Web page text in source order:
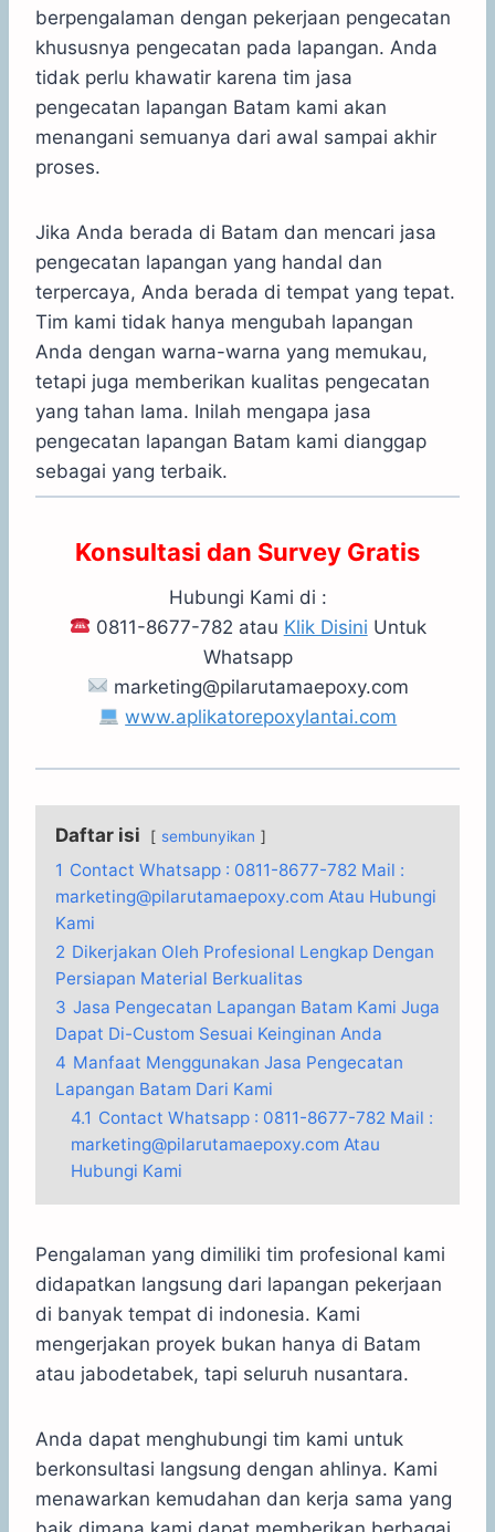
berpengalaman dengan pekerjaan pengecatan
khususnya pengecatan pada lapangan. Anda
tidak perlu khawatir karena tim jasa
pengecatan lapangan Batam kami akan
menangani semuanya dari awal sampai akhir
proses.
Jika Anda berada di Batam dan mencari jasa
pengecatan lapangan yang handal dan
terpercaya, Anda berada di tempat yang tepat.
Tim kami tidak hanya mengubah lapangan
Anda dengan warna-warna yang memukau,
tetapi juga memberikan kualitas pengecatan
yang tahan lama. Inilah mengapa jasa
pengecatan lapangan Batam kami dianggap
sebagai yang terbaik.
Konsultasi dan Survey Gratis
Hubungi Kami di :
0811-8677-782 atau Klik Disini Untuk
Whatsapp
marketing@pilarutamaepoxy.com
www.aplikatorepoxylantai.com
Daftar isi sembunyikan
1 Contact Whatsapp : 0811-8677-782 Mail :
marketing@pilarutamaepoxy.com Atau Hubungi
Kami
2 Dikerjakan Oleh Profesional Lengkap Dengan
Persiapan Material Berkualitas
3 Jasa Pengecatan Lapangan Batam Kami Juga
Dapat Di-Custom Sesuai Keinginan Anda
4 Manfaat Menggunakan Jasa Pengecatan
Lapangan Batam Dari Kami
4.1 Contact Whatsapp : 0811-8677-782 Mail :
marketing@pilarutamaepoxy.com Atau
Hubungi Kami
Pengalaman yang dimiliki tim profesional kami
didapatkan langsung dari lapangan pekerjaan
di banyak tempat di indonesia. Kami
mengerjakan proyek bukan hanya di Batam
atau jabodetabek, tapi seluruh nusantara.
Anda dapat menghubungi tim kami untuk
berkonsultasi langsung dengan ahlinya. Kami
menawarkan kemudahan dan kerja sama yang